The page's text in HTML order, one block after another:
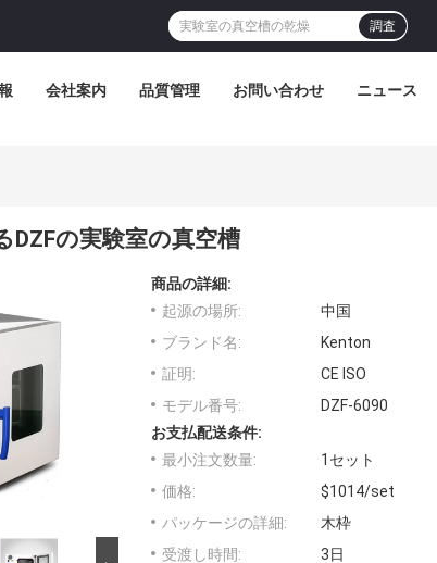
調査
会社案内 品質管理 お問い合わせ ニュース
DZFの実験室の真空槽
商品の詳細:
起源の場所:
中国
ブランド名:
Kenton
証明:
CE ISO
モデル番号:
DZF-6090
お支払配送条件:
最小注文数量:
1セット
価格:
$1014/set
パッケージの詳細:
木枠
受渡し時間:
3日